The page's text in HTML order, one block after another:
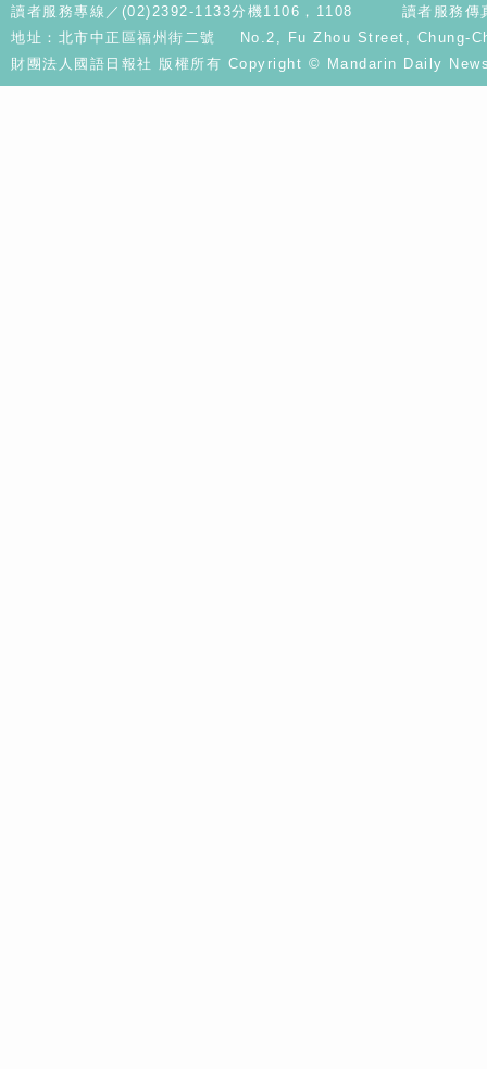
讀者服務專線／(02)2392-1133分機1106，1108
讀者服務
地址：北市中正區福州街二號 No.2, Fu Zhou Street, Chung-
財團法人國語日報社 版權所有 Copyright © Mandarin Daily